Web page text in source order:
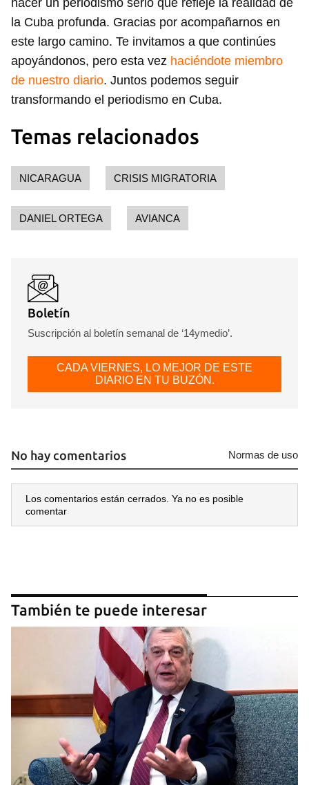
hacer un periodismo serio que refleje la realidad de
la Cuba profunda. Gracias por acompañarnos en
este largo camino. Te invitamos a que continúes
apoyándonos, pero esta vez haciéndote miembro
de nuestro diario. Juntos podemos seguir
transformando el periodismo en Cuba.
Temas relacionados
NICARAGUA CRISIS MIGRATORIA
DANIEL ORTEGA AVIANCA
Boletín
Suscripción al boletín semanal de ‘14ymedio’.
CADA VIERNES, LO MEJOR DE ESTE
DIARIO EN TU BUZÓN.
No hay comentarios Normas de uso
Los comentarios están cerrados. Ya no es posible
comentar
También te puede interesar